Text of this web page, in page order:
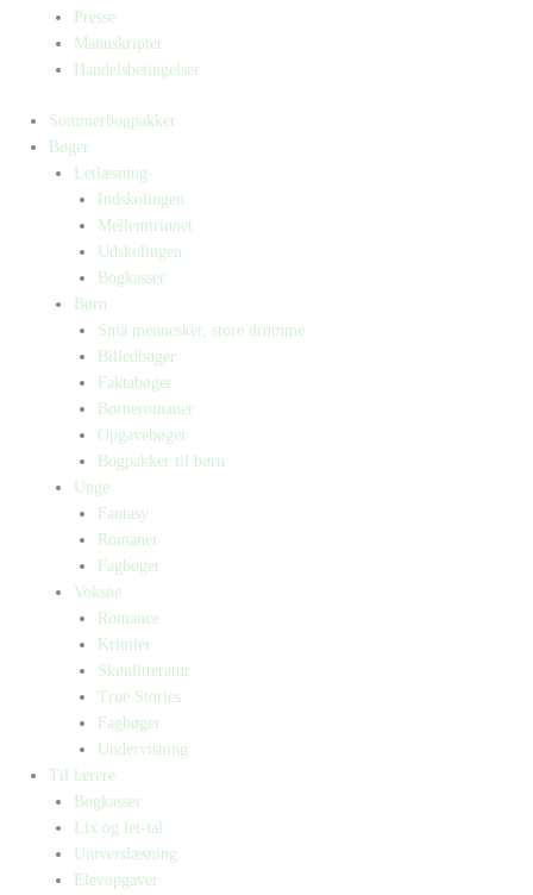
Presse
Manuskripter
Handelsbetingelser
Sommerbogpakker
Bøger
Letlæsning
Indskolingen
Mellemtrinnet
Udskolingen
Bogkasser
Børn
Små mennesker, store drømme
Billedbøger
Faktabøger
Børneromaner
Opgavebøger
Bogpakker til børn
Unge
Fantasy
Romaner
Fagbøger
Voksne
Romance
Krimier
Skønlitteratur
True Stories
Fagbøger
Undervisning
Til lærere
Bogkasser
Lix og let-tal
Universlæsning
Elevopgaver